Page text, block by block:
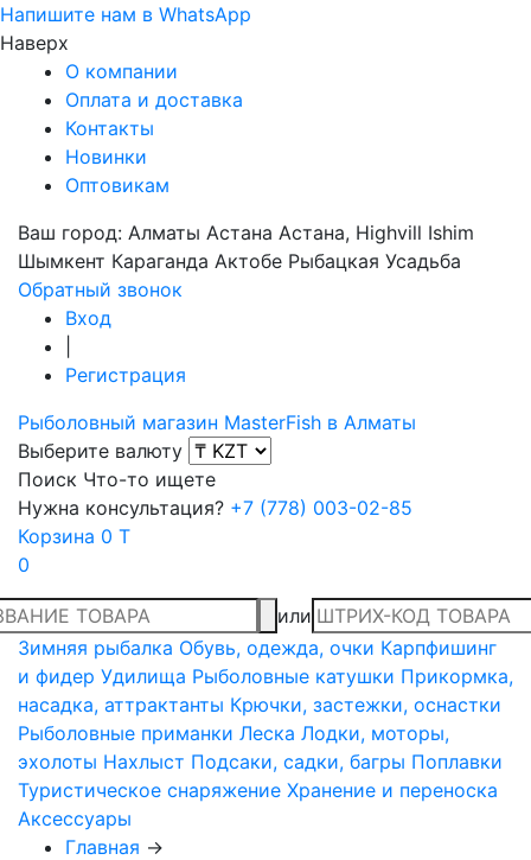
Напишите нам в WhatsApp
Наверх
О компании
Оплата и доставка
Контакты
Новинки
Оптовикам
Ваш город: Алматы Астана Астана, Highvill Ishim
Шымкент Караганда Актобе Рыбацкая Усадьба
Обратный звонок
Вход
Регистрация
Рыболовный магазин MasterFish в Алматы
Выберите валюту
Поиск Что-то ищете
Нужна консультация? +7 (778) 003-02-85
Корзина 0 T
0
или
Зимняя рыбалка Обувь, одежда, очки Карпфишинг
и фидер Удилища Рыболовные катушки Прикормка,
насадка, аттрактанты Крючки, застежки, оснастки
Рыболовные приманки Леска Лодки, моторы,
эхолоты Нахлыст Подсаки, садки, багры Поплавки
Туристическое снаряжение Хранение и переноска
Аксессуары
Главная →